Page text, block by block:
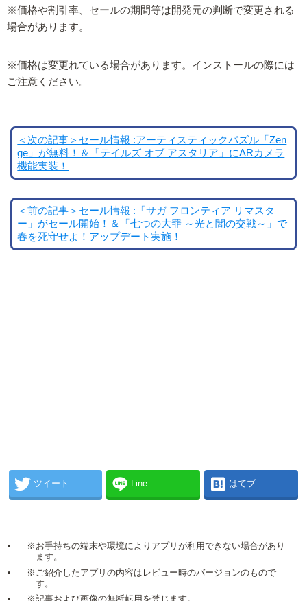
※価格や割引率、セールの期間等は開発元の判断で変更される
場合があります。
※価格は変更れている場合があります。インストールの際には
ご注意ください。
＜次の記事＞セール情報 :アーティスティックパズル「Zen
ge」が無料！＆「テイルズ オブ アスタリア」にARカメラ
機能実装！
＜前の記事＞セール情報 :「サガ フロンティア リマスタ
ー」がセール開始！＆「七つの大罪 ～光と闇の交戦～」で
春を死守せよ！アップデート実施！
ツイート Line はてブ
※お手持ちの端末や環境によりアプリが利用できない場合があり
ます。
※ご紹介したアプリの内容はレビュー時のバージョンのもので
す。
※記事および画像の無断転用を禁じます。